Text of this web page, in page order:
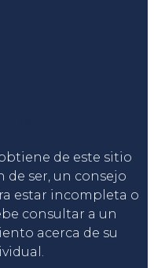
de este sitio
de ser, un consejo
estar incompleta o
consultar a un
acerca de su